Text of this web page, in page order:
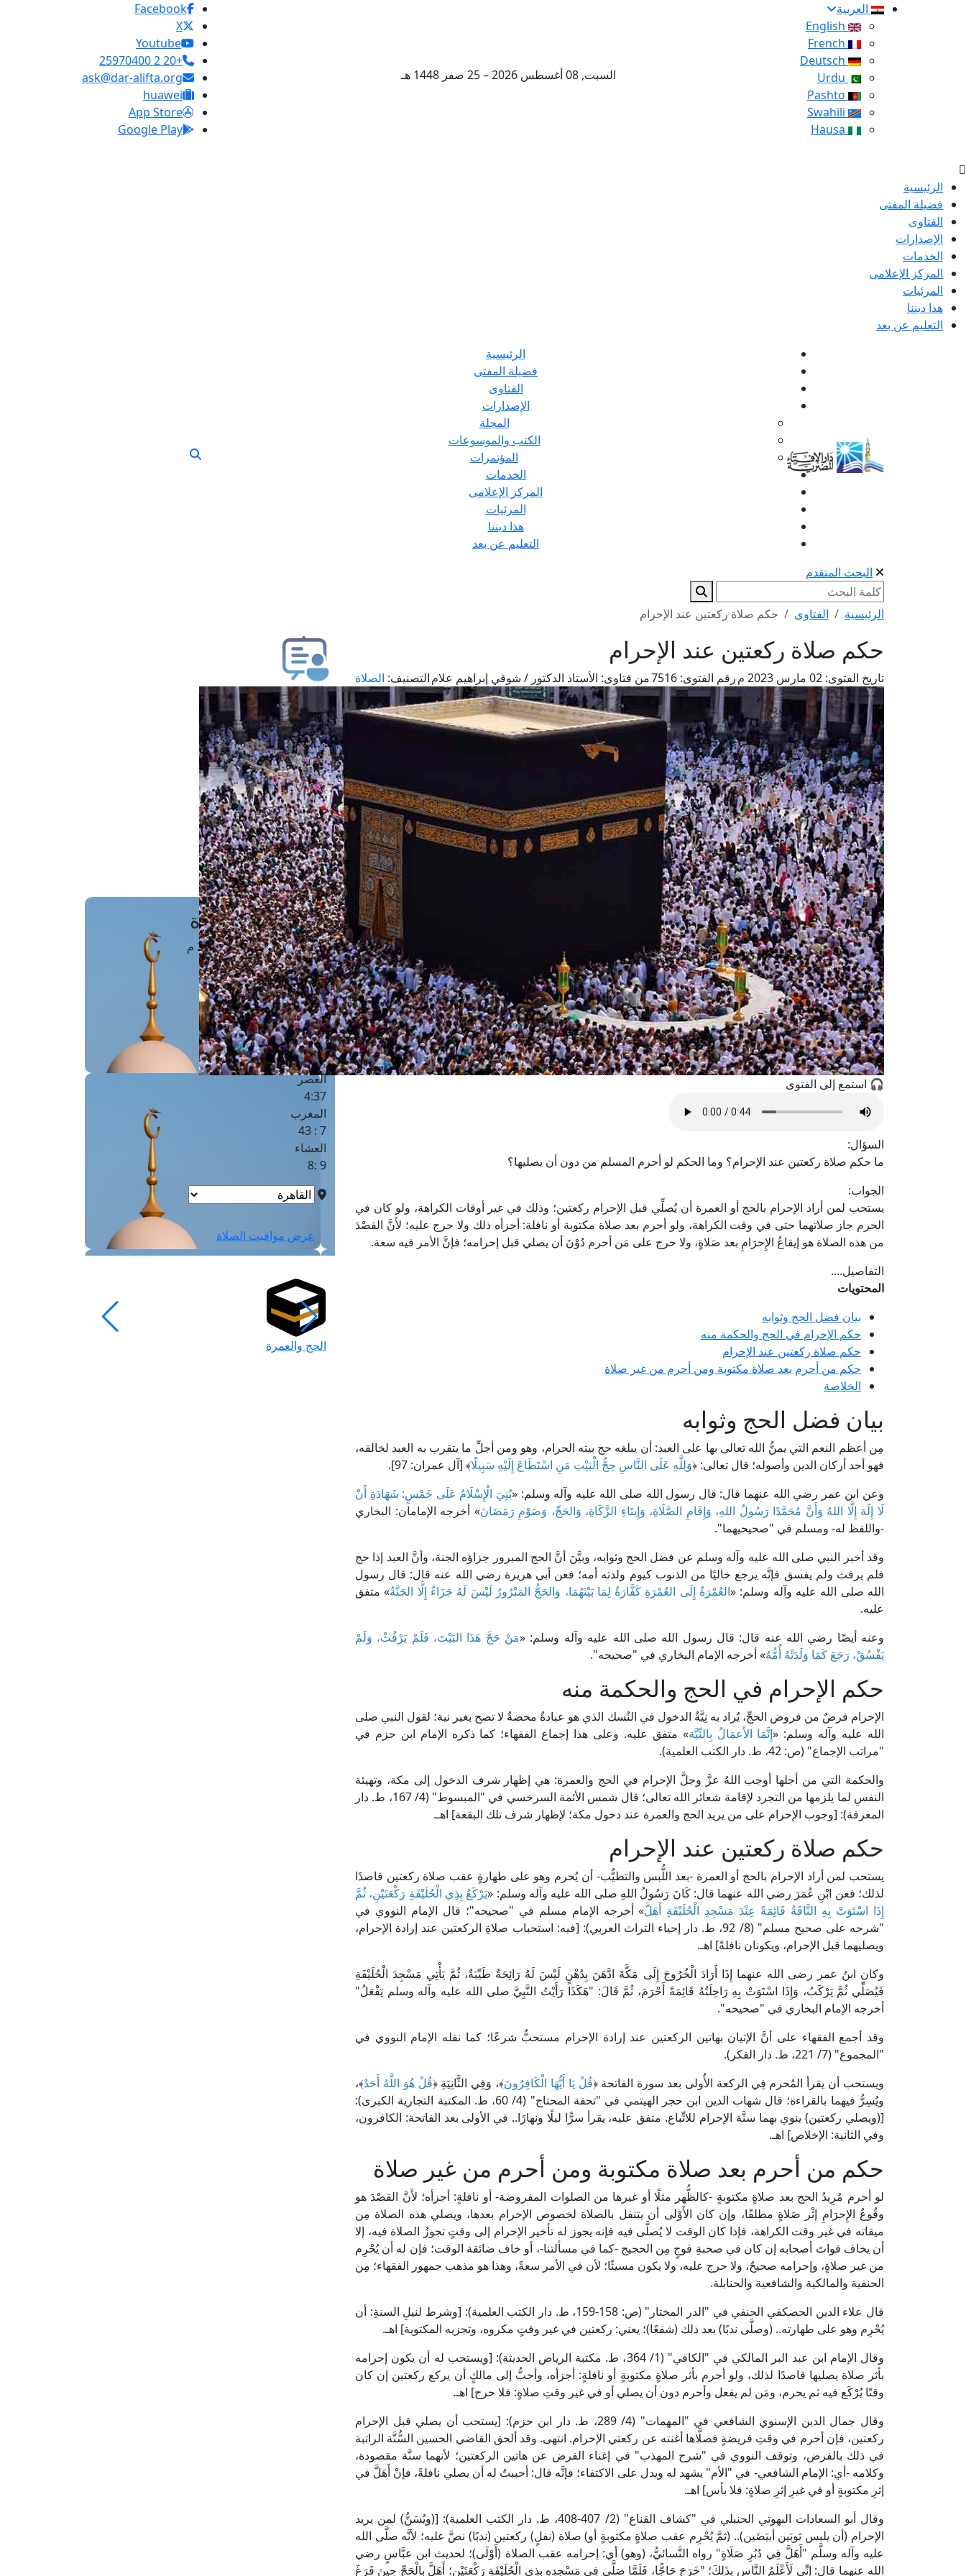
العربية
السبت, 08 أغسطس 2026 – 25 صفر 1448 هـ
Facebook
X
Youtube
+20 2 25970400
ask@dar-alifta.org
huawei
App Store
Google Play
الرئيسية
فضيلة المفتى
الفتاوى
الإصدارات
الخدمات
المركز الإعلامى
المرئيات
هذا ديننا
التعليم عن بعد
الرئيسية
فضيلة المفتى
الفتاوى
الإصدارات
المجلة
الكتب والموسوعات
المؤتمرات
الخدمات
المركز الإعلامى
المرئيات
هذا ديننا
التعليم عن بعد
البحث المتقدم
الرئيسية الفتاوى حكم صلاة ركعتين عند الإحرام
حكم صلاة ركعتين عند الإحرام
تاريخ الفتوى: رقم الفتوى: من فتاوى: الأستاذ الدكتور / شوقي إبراهيم علامالتصنيف: الصلاة
🎧 استمع إلى الفتوى
السؤال:
ما حكم صلاة ركعتين عند الإحرام؟ وما الحكم لو أحرم المسلم من دون أن يصليها؟
الجواب:
يستحب لمن أراد الإحرام بالحج أو العمرة أن يُصلِّي قبل الإحرام ركعتين؛ وذلك في غير أوقات الكراهة، ولو كان في
الحرم جاز صلاتهما حتى في وقت الكراهة، ولو أحرم بعد صلاة مكتوبة أو نافلة: أجزأه ذلك ولا حرج عليه؛ لأَنَّ القصْدَ
من هذه الصلاة هو إيقاعُ الإِحرَامِ بعد صَلاةٍ، ولا حرج على مَن أحرم دُوْنَ أن يصلي قبل إحرامه؛ فإنَّ الأمر فيه سعة.
التفاصيل....
المحتويات
بيان فضل الحج وثوابه
حكم الإحرام في الحج والحكمة منه
حكم صلاة ركعتين عند الإحرام
حكم من أحرم بعد صلاة مكتوبة ومن أحرم من غير صلاة
الخلاصة
بيان فضل الحج وثوابه
مِن أعظم النعم التي يمنُّ الله تعالى بها على العبد: أن يبلغه حج بيته الحرام، وهو ومن أجلِّ ما يتقرب به العبد لخالقه،
فهو أحد أركان الدين وأصوله؛ قال تعالى: ﴿وَلِلَّهِ عَلَى النَّاسِ حِجُّ الْبَيْتِ مَنِ اسْتَطَاعَ إِلَيْهِ سَبِيلًا﴾ [آل عمران: 97].
وعن ابن عمر رضي الله عنهما قال: قال رسول الله صلى الله عليه وآله وسلم: «بُنِيَ الْإِسْلَامُ عَلَى خَمْسٍ: شَهَادَةِ أَنْ
لَا إِلَهَ إِلَّا اللهُ وَأَنَّ مُحَمَّدًا رَسُولُ اللهِ، وَإِقَامِ الصَّلَاةِ، وَإِيتَاءِ الزَّكَاةِ، وَالحَجِّ، وَصَوْمِ رَمَضَانَ» أخرجه الإمامان: البخاري
-واللفظ له- ومسلم في "صحيحيهما".
وقد أخبر النبي صلى الله عليه وآله وسلم عن فضل الحج وثوابه، وبيَّنَ أنَّ الحج المبرور جزاؤه الجنة، وأنَّ العبد إذا حج
فلم يرفث ولم يفسق فإنَّه يرجع خاليًا من الذنوب كيوم ولدته أمه؛ فعن أبي هريرة رضي الله عنه قال: قال رسول
الله صلى الله عليه وآله وسلم: «العُمْرَةُ إِلَى العُمْرَةِ كَفَّارَةٌ لِمَا بَيْنَهُمَا، وَالحَجُّ المَبْرُورُ لَيْسَ لَهُ جَزَاءٌ إِلَّا الجَنَّةُ» متفق
عليه.
وعنه أيضًا رضي الله عنه قال: قال رسول الله صلى الله عليه وآله وسلم: «مَنْ حَجَّ هَذَا البَيْتَ، فَلَمْ يَرْفُثْ، وَلَمْ
يَفْسُقْ، رَجَعَ كَمَا وَلَدَتْهُ أُمُّهُ» أخرجه الإمام البخاري في "صحيحه".
حكم الإحرام في الحج والحكمة منه
الإحرام فرضٌ من فروض الحجِّ، يُراد به نِيَّةُ الدخول في النُسك الذي هو عبادةٌ محضةٌ لا تصح بغير نية؛ لقول النبي صلى
الله عليه وآله وسلم: «إِنَّمَا الأَعمَالُ بِالنِّيَّة» متفق عليه. وعلى هذا إجماع الفقهاء؛ كما ذكره الإمام ابن حزم في
"مراتب الإجماع" (ص: 42، ط. دار الكتب العلمية).
والحكمة التي من أجلها أوجب اللهُ عزَّ وجلَّ الإحرام في الحج والعمرة: هي إظهار شرف الدخول إلى مكة، وتهيئة
النفسِ لما يلزمها من التجرد لإقامة شعائر الله تعالى؛ قال شمس الأئمة السرخسي في "المبسوط" (4/ 167، ط. دار
المعرفة): [وجوب الإحرام على من يريد الحج والعمرة عند دخول مكة؛ لإظهار شرف تلك البقعة] اهـ.
حكم صلاة ركعتين عند الإحرام
يستحب لمن أراد الإحرام بالحج أو العمرة -بعد اللُّبس والتطيُّب- أن يُحرم وهو على طهارةٍ عقب صلاة ركعتين قاصدًا
لذلك؛ فعن ابْنِ عُمَرَ رضي الله عنهما قال: كَانَ رَسُولُ اللهِ صلى الله عليه وآله وسلم: «يَرْكَعُ بِذِي الْحُلَيْفَةِ رَكْعَتَيْنِ، ثُمَّ
إِذَا اسْتَوَتْ بِهِ النَّاقَةُ قَائِمَةً عِنْدَ مَسْجِدِ الْحُلَيْفَةِ أَهَلَّ» أخرجه الإمام مسلم في "صحيحه"؛ قال الإمام النووي في
"شرحه على صحيح مسلم" (8/ 92، ط. دار إحياء التراث العربي): [فيه: استحباب صلاةِ الركعتين عند إرادة الإحرام،
ويصليهما قبل الإحرام، ويكونان نافلةً] اهـ.
وكان ابنُ عمر رضى الله عنهما إِذَا أَرَادَ الْخُرُوجَ إِلَى مَكَّةَ ادَّهَنَ بِدُهْنٍ لَيْسَ لَهُ رَائِحَةٌ طَيِّبَةٌ، ثُمَّ يَأْتِي مَسْجِدَ الْحُلَيْفَةِ
فَيُصَلِّي ثُمَّ يَرْكَبُ، وَإِذَا اسْتَوَتْ بِهِ رَاحِلَتُهُ قَائِمَةً أَحْرَمَ، ثُمَّ قَالَ: "هَكَذَا رَأَيْتُ النَّبِيَّ صلى الله عليه وآله وسلم يَفْعَلُ"
أخرجه الإمام البخاري في "صحيحه".
وقد أجمع الفقهاء على أنَّ الإتيان بهاتين الركعتين عند إرادة الإحرام مستحبٌّ شرعًا؛ كما نقله الإمام النووي في
"المجموع" (7/ 221، ط. دار الفكر).
ويستحب أن يقرأ المُحرم فِي الركعة الأُولى بعد سورة الفاتحة ﴿قُلْ يَا أَيُّهَا الْكَافِرُونَ﴾، وَفِي الثَّانِيَةِ ﴿قُلْ هُوَ اللَّهُ أَحَدٌ﴾،
ويُسِرُّ فيهما بالقراءة؛ قال شهاب الدين ابن حجر الهيتمي في "تحفة المحتاج" (4/ 60، ط. المكتبة التجارية الكبرى):
[(ويصلي ركعتين) ينوي بهما سنَّة الإحرام للاتِّباع. متفق عليه، يقرأ سرًّا ليلًا ونهارًا.. في الأولى بعد الفاتحة: الكافرون،
وفي الثانية: الإخلاص] اهـ.
حكم من أحرم بعد صلاة مكتوبة ومن أحرم من غير صلاة
لو أحرم مُرِيدُ الحج بعد صلاةٍ مكتوبةٍ -كالظُّهر مثلًا أو غيرها من الصلوات المفروضة- أو نافلةٍ: أجزأه؛ لأَنَّ القصْدَ هو
وقُوعُ الإِحرَامِ إثْر صَلاةٍ مطلقًا، وإن كان الأَوْلى أن يتنفل بالصلاة لخصوص الإحرام بعدها، ويصلي هذه الصلاة مِن
ميقاته في غير وقت الكراهة، فإذا كان الوقت لا يُصلَّى فيه فإنه يجوز له تأخير الإحرام إلى وقتٍ تجوزُ الصلاة فيه، إلا
أن يخاف فواتَ أصحابه إن كان في صحبةِ فوجٍ مِن الحجيج -كما في مسألتنا-، أو خاف ضائقة الوقت؛ فإن له أن يُحْرِم
من غير صلاةٍ، وإحرامه صحيحٌ، ولا حرج عليه، ولا يكون مسيئًا؛ لأن في الأمر سعةً، وهذا هو مذهب جمهور الفقهاء؛ مِن
الحنفية والمالكية والشافعية والحنابلة.
قال علاء الدين الحصكفي الحنفي في "الدر المختار" (ص: 158-159، ط. دار الكتب العلمية): [وشرط لنيلِ السنةِ: أن
يُحْرِم وهو على طهارته.. (وصلَّى ندبًا) بعد ذلك (شفعًا)؛ يعني: ركعتين في غير وقتٍ مكروه، وتجزيه المكتوبة] اهـ.
وقال الإمام ابن عبد البر المالكي في "الكافي" (1/ 364، ط. مكتبة الرياض الحديثة): [ويستحب له أن يكون إحرامه
بأثر صلاة يصليها قاصدًا لذلك، ولو أحرم بأثر صلاةٍ مكتوبةٍ أو نافلةٍ: أجزأه، وأحبُّ إلى مالكٍ أن يركع ركعتين إن كان
وقتًا يُرْكَع فيه ثم يحرم، ومَن لم يفعل وأحرم دون أن يصلي أو في غير وقتِ صلاةٍ: فلا حرج] اهـ.
وقال جمال الدين الإسنوي الشافعي في "المهمات" (4/ 289، ط. دار ابن حزم): [يستحب أن يصلي قبل الإحرام
ركعتين، فإن أحرم في وقتِ فريضةٍ فصلَّاها أغنته عن ركعتي الإحرام. انتهى. وقد ألحق القاضي الحسين السُّنَّة الراتبة
في ذلك بالفرض، وتوقف النووي في "شرح المهذب" في إغناء الفرض عن هاتين الركعتين؛ لأنهما سنَّة مقصودة،
وكلامه -أي: الإمام الشافعي- في "الأم" يشهد له ويدل على الاكتفاء؛ فإنَّه قال: أحببتُ له أن يصلي نافلةً، فإنْ أَهَلَّ في
إثرِ مكتوبةٍ أو في غيرِ إثرِ صلاةٍ: فلا بأس] اهـ.
وقال أبو السعادات البهوتي الحنبلي في "كشاف القناع" (2/ 407-408، ط. دار الكتب العلمية): [(ويُسَنُّ) لمن يريد
الإحرام (أن يلبس ثوبَين أبيَضَين).. (ثمَّ يُحْرِم عقب صلاةٍ مكتوبةٍ أو) صلاة (نفلٍ) ركعتين (ندبًا) نصَّ عليه؛ لأنَّه صلَّى الله
عليه وآله وسلَّم "أَهَلَّ فِي دُبُرِ صَلَاةٍ" رواه النَّسائيُّ، (وهو) أي: إحرامه عقب الصلاة (أَوْلَى)؛ لحديث ابن عبَّاسٍ رضي
الله عنهما قال: إِنِّي لَأَعْلَمُ النَّاسِ بِذَلِكَ؛ "خَرَجَ حَاجًّا، فَلَمَّا صَلَّى فِي مَسْجِدِهِ بِذِي الْحُلَيْفَةِ رَكْعَتَيْنِ؛ أَهَلَّ بِالْحَجِّ حِينَ فَرَغَ
طلب فتوى
استعلام عن فتوى
حجز موعد
الفتوى الهاتفية
مَواقِيتُ الصَّـــلاة
القاهرة · 08 أغسطس 2026 م
الفجر
4 :42
الشروق
6 :18
الظهر
1 : 1
العصر
4:37
المغرب
7 : 43
العشاء
9 :8
عرض مواقيت الصلاة
الحج والعمرة